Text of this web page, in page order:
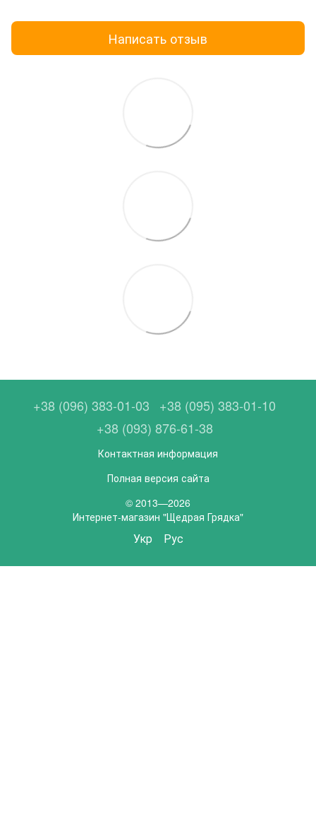
Написать отзыв
+38 (096) 383-01-03
+38 (095) 383-01-10
+38 (093) 876-61-38
Контактная информация
Полная версия сайта
© 2013—2026
Интернет-магазин "Щедрая Грядка"
Укр Рус